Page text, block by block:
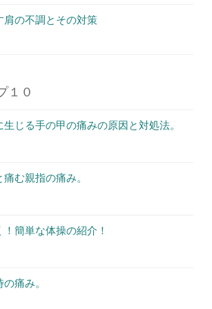
肩の不調とその対策
１０
じる手の甲の痛みの原因と対処法。
む親指の痛み。
簡単な体操の紹介！
痛み。